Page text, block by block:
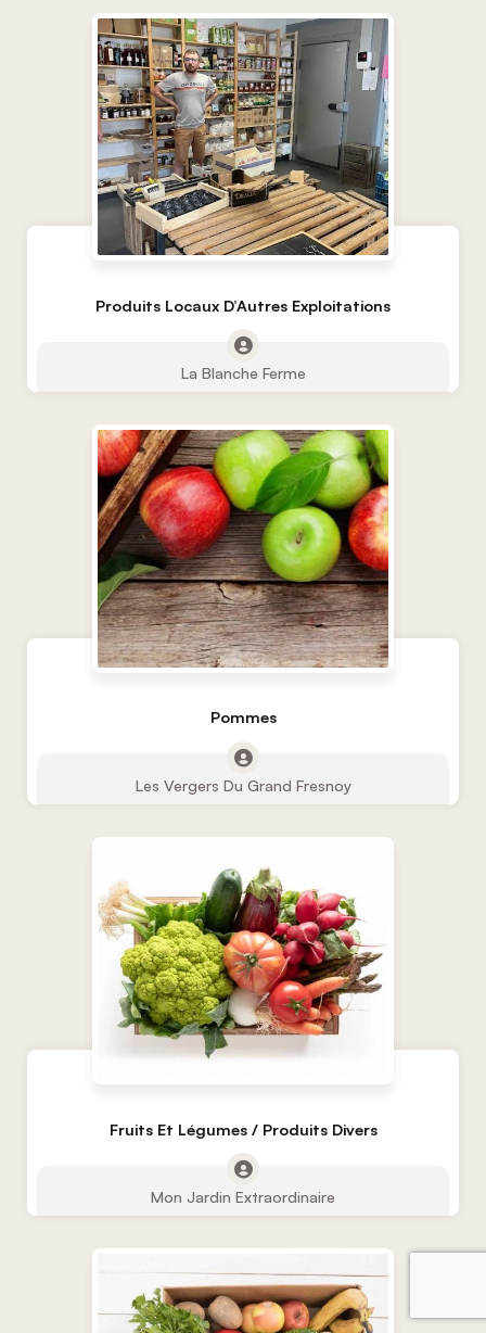
Produits Locaux D’Autres Exploitations
La Blanche Ferme
Pommes
Les Vergers Du Grand Fresnoy
Fruits Et Légumes / Produits Divers
Mon Jardin Extraordinaire